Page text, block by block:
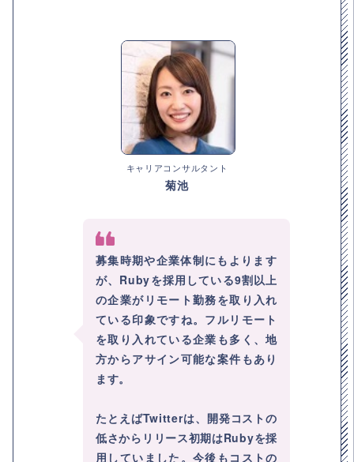
キャリアコンサルタント
菊池
募集時期や企業体制にもよります
が、Rubyを採用している9割以上
の企業がリモート勤務を取り入れ
ている印象ですね。フルリモート
を取り入れている企業も多く、地
方からアサイン可能な案件もあり
ます。
たとえばTwitterは、開発コストの
低さからリリース初期はRubyを採
用していました。今後もコストの